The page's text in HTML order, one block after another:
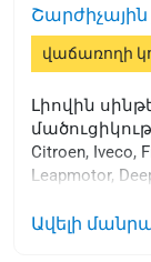
Շարժիչային
վաճառողի
Լիովին
Citroen, Iveco,
Leapmotor,
Ավելի